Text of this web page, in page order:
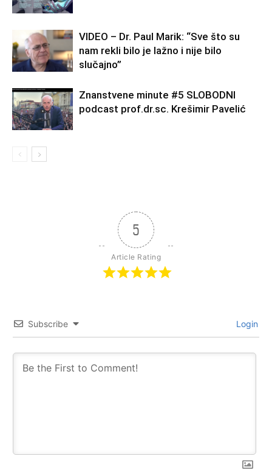
VIDEO – Dr. Paul Marik: “Sve što su
nam rekli bilo je lažno i nije bilo
slučajno”
Znanstvene minute #5 SLOBODNI
podcast prof.dr.sc. Krešimir Pavelić
5
Article Rating
Subscribe Login